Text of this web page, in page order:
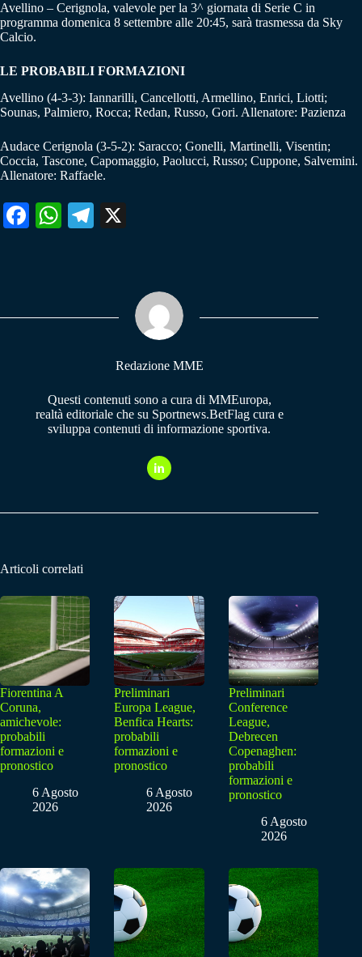
Avellino – Cerignola, valevole per la 3^ giornata di Serie C in
programma domenica 8 settembre alle 20:45, sarà trasmessa da Sky
Calcio.
LE PROBABILI FORMAZIONI
Avellino (4-3-3): Iannarilli, Cancellotti, Armellino, Enrici, Liotti;
Sounas, Palmiero, Rocca; Redan, Russo, Gori. Allenatore: Pazienza
Audace Cerignola (3-5-2): Saracco; Gonelli, Martinelli, Visentin;
Coccia, Tascone, Capomaggio, Paolucci, Russo; Cuppone, Salvemini.
Allenatore: Raffaele.
Fa W
pp
Te
m
Redazione MME
Questi contenuti sono a cura di MMEuropa,
realtà editoriale che su Sportnews.BetFlag cura e
sviluppa contenuti di informazione sportiva.
Articoli correlati
Fiorentina A
Coruna,
amichevole:
probabili
formazioni e
pronostico
6 Agosto
2026
Preliminari
Europa League,
Benfica Hearts:
probabili
formazioni e
pronostico
6 Agosto
2026
Preliminari
Conference
League,
Debrecen
Copenaghen:
probabili
formazioni e
pronostico
6 Agosto
2026